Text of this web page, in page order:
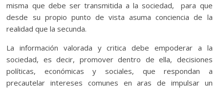
misma que debe ser transmitida a la sociedad, para que
desde su propio punto de vista asuma conciencia de la
realidad que la secunda.
La información valorada y critica debe empoderar a la
sociedad, es decir, promover dentro de ella, decisiones
políticas, económicas y sociales, que respondan a
precautelar intereses comunes en aras de impulsar un